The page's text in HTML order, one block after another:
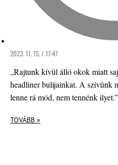
2023. 11. 15. / 17:47
„Rajtunk kívül álló okok miatt
headliner bulijainkat. A szívünk
lenne rá mód, nem tennénk ilyet.”
TOVÁBB »